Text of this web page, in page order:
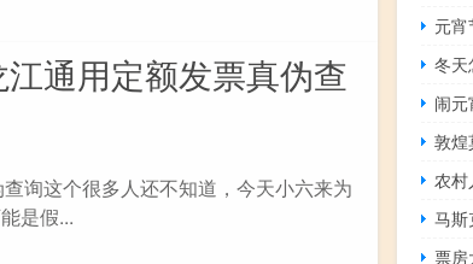
通用定额发票真伪查
询这个很多人还不知道，今天小六来为
是假...
元
冬天
闹
敦煌
农
马斯
票